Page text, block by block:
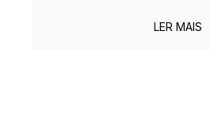
LER MAIS